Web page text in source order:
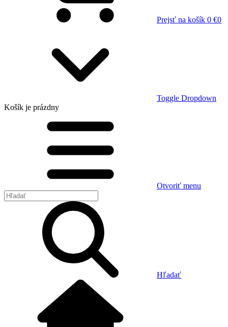
Prejsť na košík 0 €0
Toggle Dropdown
Košík je prázdny
Otvoriť menu
Hľadať